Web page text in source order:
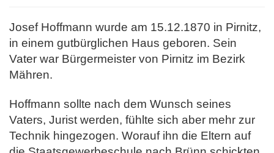
Josef Hoffmann wurde am 15.12.1870 in Pirnitz,
in einem gutbürglichen Haus geboren. Sein
Vater war Bürgermeister von Pirnitz im Bezirk
Mähren.
Hoffmann sollte nach dem Wunsch seines
Vaters, Jurist werden, fühlte sich aber mehr zur
Technik hingezogen. Worauf ihn die Eltern auf